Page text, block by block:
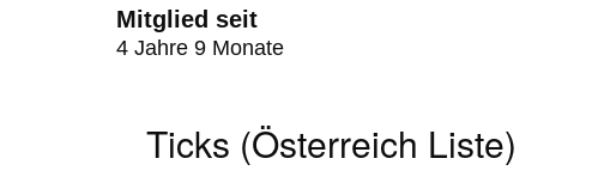
Mitglied seit
4 Jahre 9 Monate
Ticks (Österreich Liste)